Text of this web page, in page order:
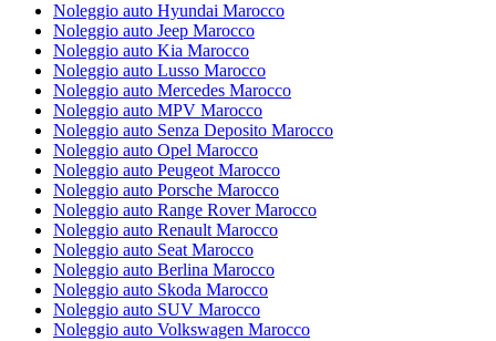
Noleggio auto Hyundai Marocco
Noleggio auto Jeep Marocco
Noleggio auto Kia Marocco
Noleggio auto Lusso Marocco
Noleggio auto Mercedes Marocco
Noleggio auto MPV Marocco
Noleggio auto Senza Deposito Marocco
Noleggio auto Opel Marocco
Noleggio auto Peugeot Marocco
Noleggio auto Porsche Marocco
Noleggio auto Range Rover Marocco
Noleggio auto Renault Marocco
Noleggio auto Seat Marocco
Noleggio auto Berlina Marocco
Noleggio auto Skoda Marocco
Noleggio auto SUV Marocco
Noleggio auto Volkswagen Marocco